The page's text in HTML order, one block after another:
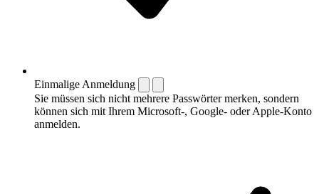
Einmalige Anmeldung
Sie müssen sich nicht mehrere Passwörter merken, sondern
können sich mit Ihrem Microsoft-, Google- oder Apple-Konto
anmelden.